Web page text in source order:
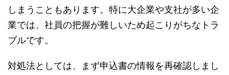
しまうこともあります。特に大企業や支社が多い企
業では、社員の把握が難しいため起こりがちなトラ
ブルです。
対処法としては、まず申込書の情報を再確認しまし